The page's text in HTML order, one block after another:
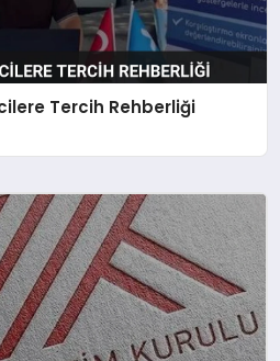
Tercih Rehberliği